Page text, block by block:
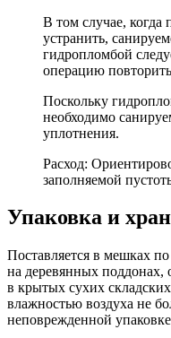
В том случае, когда
устранить,
гидропломбой
операцию
Поскольку
необходимо
уплотнения.
Расход:
заполняемой
Упаковка и
Поставляется в мешках
на деревянных поддонах,
в крытых сухих
влажностью воздуха не
неповрежденной